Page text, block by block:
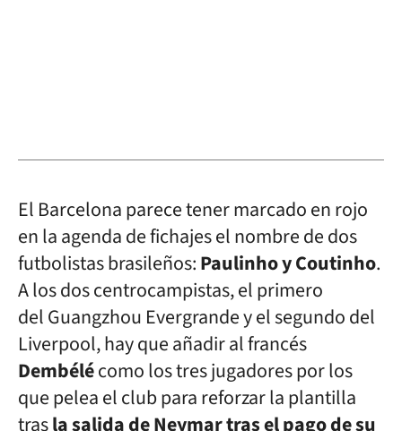
El Barcelona parece tener marcado en rojo
en la agenda de fichajes el nombre de dos
futbolistas brasileños:Paulinho y Coutinho.
A los dos centrocampistas, el primero
del Guangzhou Evergrande y el segundo del
Liverpool, hay que añadir al francés
Dembélécomo los tres jugadores por los
que pelea el club para reforzar la plantilla
trasla salida de Neymar tras el pago de su